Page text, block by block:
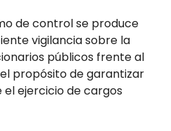
de control se produce
vigilancia sobre la
públicos frente al
propósito de garantizar
el ejercicio de cargos